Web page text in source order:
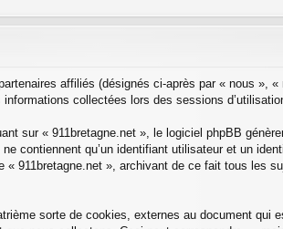
affiliés (désignés ci-après par « nous »,
collectées lors des sessions
sur « 911bretagne.net », le logiciel phpBB
contiennent qu’un identifiant utilisateur et un
911bretagne.net », archivant de ce fait tous les
sorte de cookies, externes au document qui